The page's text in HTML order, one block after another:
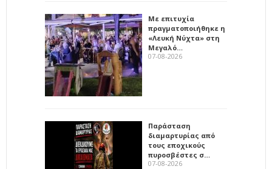
Με επιτυχία
πραγματοποιήθηκε η
«Λευκή Νύχτα» στη
Μεγαλό…
07-08-2026
Παράσταση
διαμαρτυρίας από
τους εποχικούς
πυροσβέστες σ…
07-08-2026